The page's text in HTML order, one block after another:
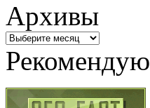
Архивы
Архивы
Рекомендую